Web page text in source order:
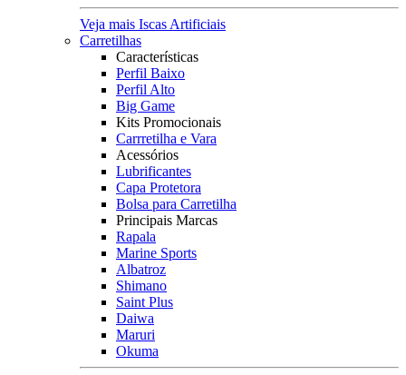
Veja mais Iscas Artificiais
Carretilhas
Características
Perfil Baixo
Perfil Alto
Big Game
Kits Promocionais
Carrretilha e Vara
Acessórios
Lubrificantes
Capa Protetora
Bolsa para Carretilha
Principais Marcas
Rapala
Marine Sports
Albatroz
Shimano
Saint Plus
Daiwa
Maruri
Okuma